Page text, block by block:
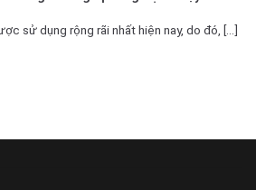
sử dụng rộng rãi nhất hiện nay, do đó, [...]